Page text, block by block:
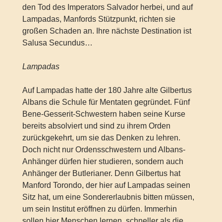
den Tod des Imperators Salvador herbei, und auf
Lampadas, Manfords Stützpunkt, richten sie
großen Schaden an. Ihre nächste Destination ist
Salusa Secundus…
Lampadas
Auf Lampadas hatte der 180 Jahre alte Gilbertus
Albans die Schule für Mentaten gegründet. Fünf
Bene-Gesserit-Schwestern haben seine Kurse
bereits absolviert und sind zu ihrem Orden
zurückgekehrt, um sie das Denken zu lehren.
Doch nicht nur Ordensschwestern und Albans-
Anhänger dürfen hier studieren, sondern auch
Anhänger der Butlerianer. Denn Gilbertus hat
Manford Torondo, der hier auf Lampadas seinen
Sitz hat, um eine Sondererlaubnis bitten müssen,
um sein Institut eröffnen zu dürfen. Immerhin